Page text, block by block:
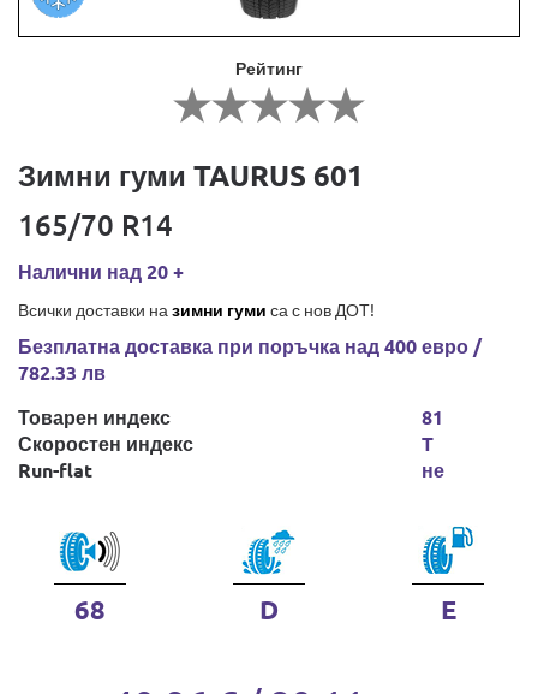
Рейтинг
Зимни гуми TAURUS 601
165/70 R14
Налични над 20 +
Всички доставки на зимни гуми са с нов ДОТ!
Безплатна доставка при поръчка над 400 евро /
782.33 лв
Товарен индекс
Скоростен индекс
Run-flat
81
T
не
68 D E